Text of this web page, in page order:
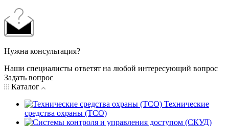
Нужна консультация?
Наши специалисты ответят на любой интересующий вопрос
Задать вопрос
Каталог
Технические
средства охраны (ТСО)